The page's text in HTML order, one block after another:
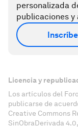
personalizada
publicaciones y
Licencia y
Los artículos del
publicarse de
Creative Commons
SinObraDerivada